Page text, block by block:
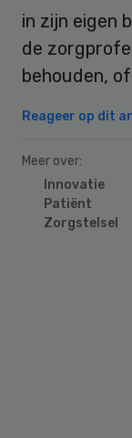
in zijn eigen
de
behouden,
Reageer op dit
Meer over:
Innovatie
Patiënt
Zorgstelsel